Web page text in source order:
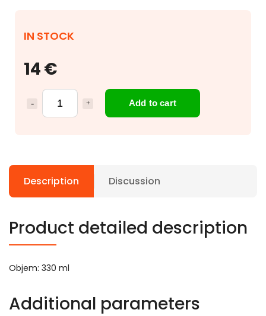
14 €
Add to cart
IN STOCK
Description Discussion
Product detailed description
Objem: 330 ml
Additional parameters